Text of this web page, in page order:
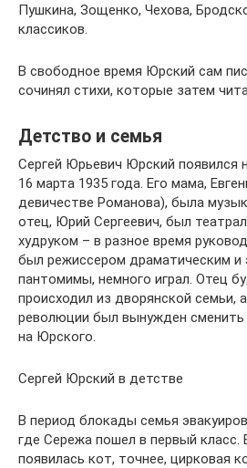
Пушкина, Зощенко, Чехова,
классиков.
В свободное время Юрский сам
сочинял стихи, которые затем
Детство и семья
Сергей Юрьевич Юрский появился
16 марта 1935 года. Его мама,
девичестве Романова), была
отец, Юрий Сергеевич, был
худруком – в разное время
был режиссером драматическим и
пантомимы, немного играл. Отец
происходил из дворянской семьи,
революции был вынужден
на Юрского.
Сергей Юрский в детстве
В период блокады семья
где Сережа пошел в первый класс.
появилась кот, точнее, цирковая